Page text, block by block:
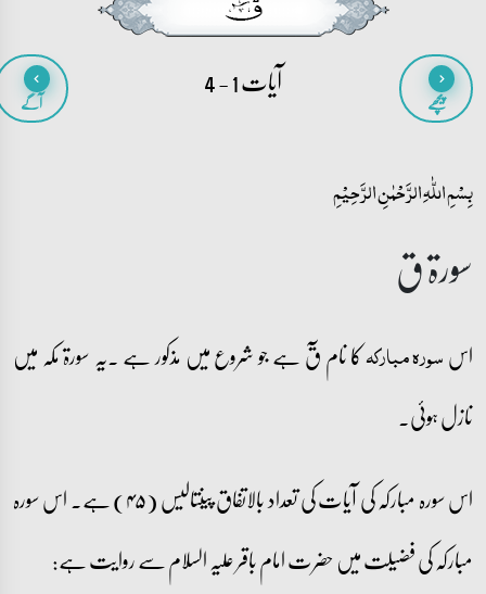
پیچھے آیات 1 - 4 آگے
بِسۡمِ اللّٰہِ الرَّحۡمٰنِ الرَّحِیۡمِ
سورۃ ق
اسسورہ مبارکہکا نام قٓ ہے جو شروع میں مذکور ہے ۔یہ سورۃ مکہ میں
نازل ہوئی۔
اس سورہ مبارکہ کی آیات کی تعداد بالاتفاق پینتالیس (۴۵) ہے۔ اس سورہ
مبارکہ کی فضیلت میں حضرت امام باقر علیہ السلام سے روایت ہے: